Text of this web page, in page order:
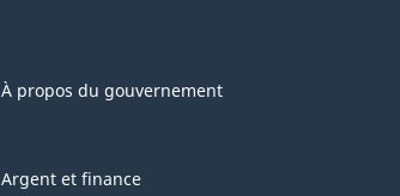
À propos du gouvernement
Argent et finance